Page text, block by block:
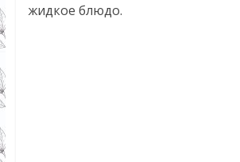
жидкое блюдо.